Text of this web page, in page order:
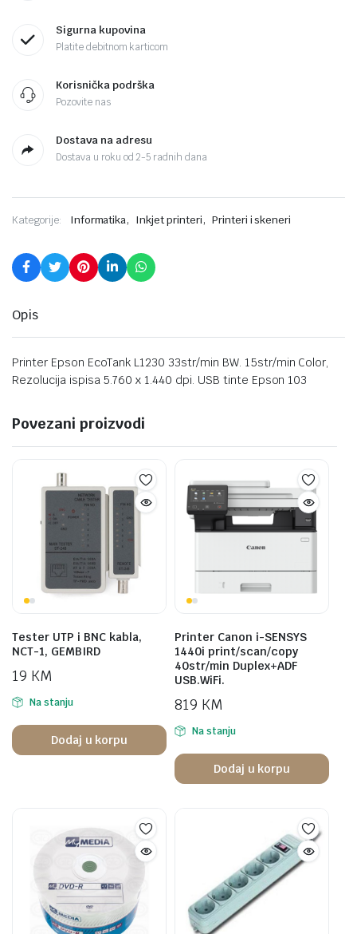
Sigurna kupovina
Platite debitnom karticom
Korisnička podrška
Pozovite nas
Dostava na adresu
Dostava u roku od 2-5 radnih dana
Kategorije: Informatika, Inkjet printeri, Printeri i skeneri
Opis
Printer Epson EcoTank L1230 33str/min BW. 15str/min Color,
Rezolucija ispisa 5.760 x 1.440 dpi. USB tinte Epson 103
Povezani proizvodi
Tester UTP i BNC kabla,
NCT-1, GEMBIRD
19 KM
Na stanju
Dodaj u korpu
Printer Canon i-SENSYS
1440i print/scan/copy
40str/min Duplex+ADF
USB.WiFi.
819 KM
Na stanju
Dodaj u korpu